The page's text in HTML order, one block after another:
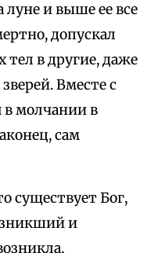
луне и выше ее все
допускал
тел в другие, даже
Вместе с
в молчании в
сам
существует Бог,
и